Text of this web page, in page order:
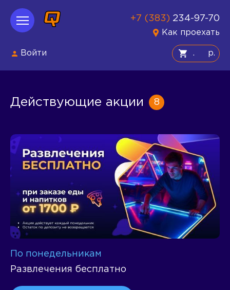
+7 (383) 234-97-70
Как проехать
Войти р.
Действующие акции
По понедельникам
Развлечения бесплатно